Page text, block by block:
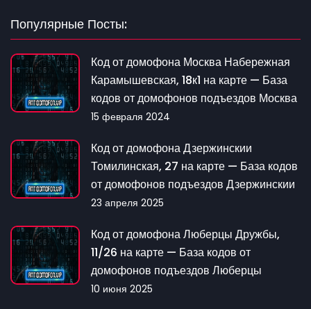
Популярные Посты:
Код от домофона Москва Набережная
Карамышевская, 18к1 на карте — База
кодов от домофонов подъездов Москва
15 февраля 2024
Код от домофона Дзержинскии
Томилинская, 27 на карте — База кодов
от домофонов подъездов Дзержинскии
23 апреля 2025
Код от домофона Люберцы Дружбы,
11/26 на карте — База кодов от
домофонов подъездов Люберцы
10 июня 2025